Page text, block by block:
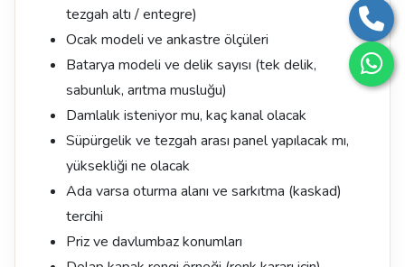
tezgah altı / entegre)
Ocak modeli ve ankastre ölçüleri
Batarya modeli ve delik sayısı (tek delik,
sabunluk, arıtma musluğu)
Damlalık isteniyor mu, kaç kanal olacak
Süpürgelik ve tezgah arası panel yapılacak mı,
yüksekliği ne olacak
Ada varsa oturma alanı ve sarkıtma (kaskad)
tercihi
Priz ve davlumbaz konumları